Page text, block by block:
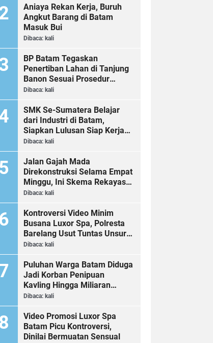
Aniaya Rekan Kerja, Buruh
Angkut Barang di Batam
Masuk Bui
Dibaca: kali
BP Batam Tegaskan
Penertiban Lahan di Tanjung
Banon Sesuai Prosedur
Hukum
Dibaca: kali
SMK Se-Sumatera Belajar
dari Industri di Batam,
Siapkan Lulusan Siap Kerja
Era Digital
Dibaca: kali
Jalan Gajah Mada
Direkonstruksi Selama Empat
Minggu, Ini Skema Rekayasa
Lalu Lintasnya
Dibaca: kali
Kontroversi Video Minim
Busana Luxor Spa, Polresta
Barelang Usut Tuntas Unsur
Pelanggaran Hukum
Dibaca: kali
Puluhan Warga Batam Diduga
Jadi Korban Penipuan
Kavling Hingga Miliaran
Rupiah, Laporan ke Polda
Dibaca: kali
Video Promosi Luxor Spa
Batam Picu Kontroversi,
Dinilai Bermuatan Sensual